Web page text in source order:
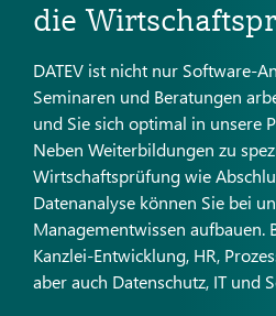
die
DATEV ist nicht nur Software-
Seminaren und Beratungen
und Sie sich optimal in unsere
Neben Weiterbildungen zu
Wirtschaftsprüfung wie
Datenanalyse können Sie bei
Managementwissen aufbauen.
Kanzlei-Entwicklung, HR,
aber auch Datenschutz, IT und